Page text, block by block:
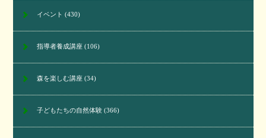
イベント (430)
指導者養成講座(106)
森を楽しむ講座(34)
子どもたちの自然体験(366)